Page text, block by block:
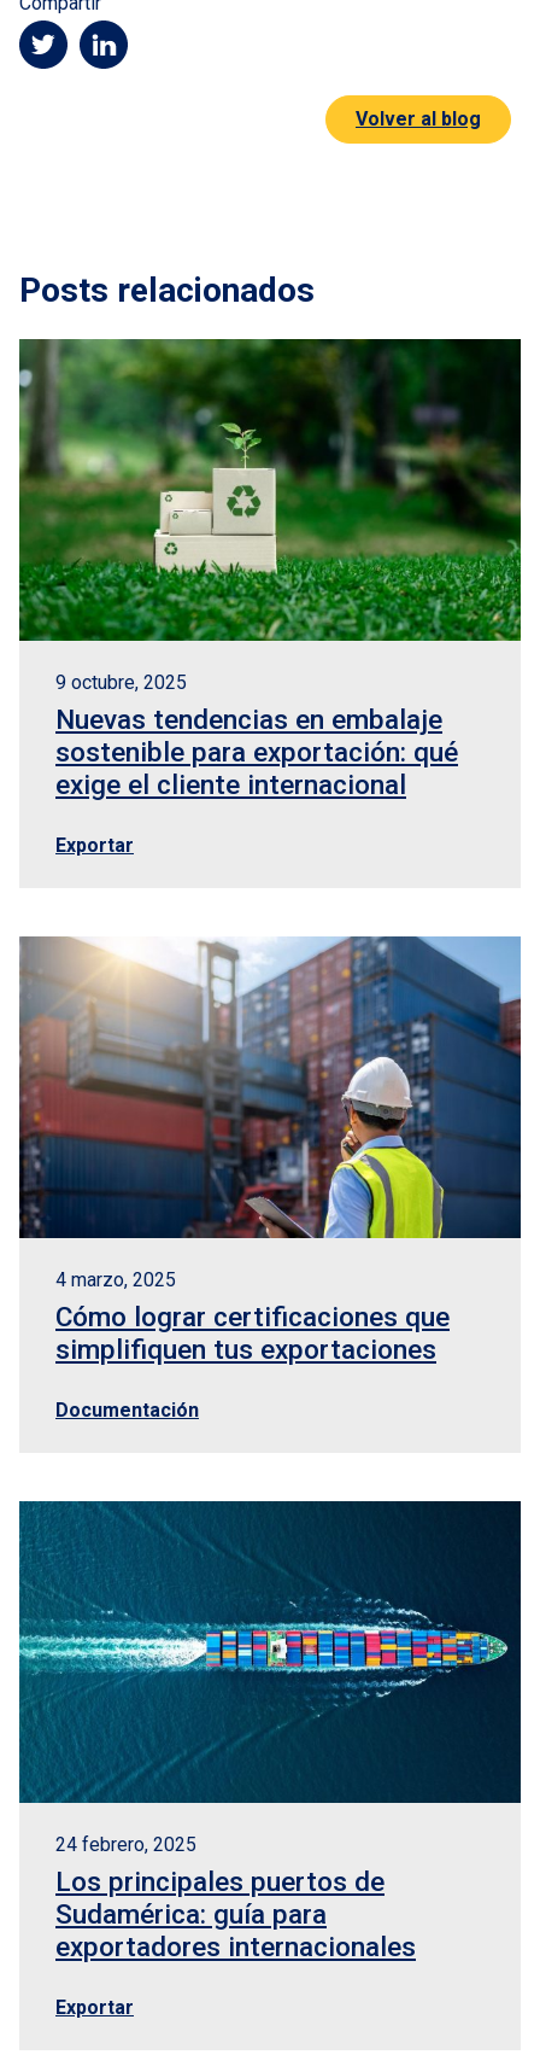
Volver al blog
Posts relacionados
9 octubre, 2025
Nuevas tendencias en embalaje
sostenible para exportación: qué
exige el cliente internacional
Exportar
4 marzo, 2025
Cómo lograr certificaciones que
simplifiquen tus exportaciones
Documentación
24 febrero, 2025
Los principales puertos de
Sudamérica: guía para
exportadores internacionales
Exportar